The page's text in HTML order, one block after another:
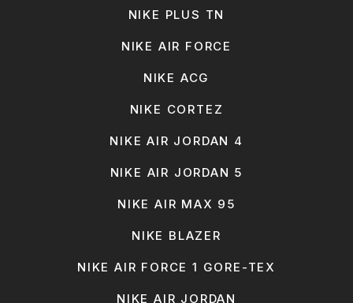
NIKE PLUS TN
NIKE AIR FORCE
NIKE ACG
NIKE CORTEZ
NIKE AIR JORDAN 4
NIKE AIR JORDAN 5
NIKE AIR MAX 95
NIKE BLAZER
NIKE AIR FORCE 1 GORE-TEX
NIKE AIR JORDAN